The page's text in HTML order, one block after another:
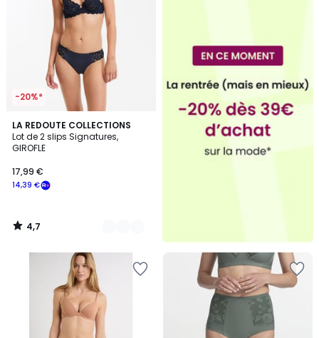
-20%*
LA REDOUTE COLLECTIONS
Lot de 2 slips Signatures,
GIROFLE
14,39 €
17,99 €
4,7
/ 5
3
Couleurs
4,7
/